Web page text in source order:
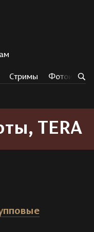
Стримы
TERA